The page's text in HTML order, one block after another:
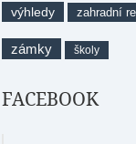
výhledy zahradní
zámky školy
FACEBOOK